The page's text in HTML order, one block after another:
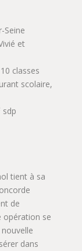
Seine
et
classes
scolaire,
sdp
tient à sa
de
opération se
nouvelle
dans